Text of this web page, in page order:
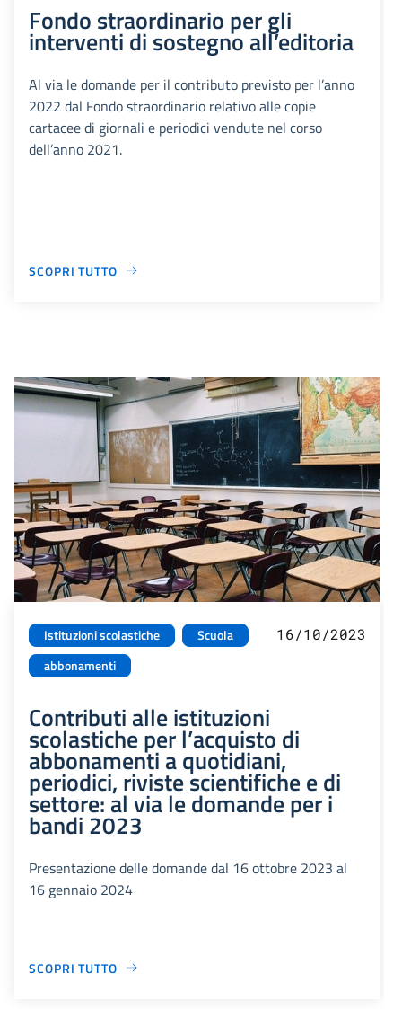
Fondo straordinario per gli
interventi di sostegno all’editoria
Al via le domande per il contributo previsto per l’anno
2022 dal Fondo straordinario relativo alle copie
cartacee di giornali e periodici vendute nel corso
dell’anno 2021.
SCOPRI TUTTO
Istituzioni scolastiche
Scuola
abbonamenti
16/10/2023
Contributi alle istituzioni
scolastiche per l’acquisto di
abbonamenti a quotidiani,
periodici, riviste scientifiche e di
settore: al via le domande per i
bandi 2023
Presentazione delle domande dal 16 ottobre 2023 al
16 gennaio 2024
SCOPRI TUTTO